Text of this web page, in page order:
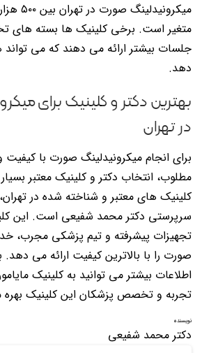
متغیر است. برخی کلینیک ها بسته های
جلسات بیشتر ارائه می دهند که می
دهد.
بهترین دکتر و کلینیک برای
در تهران
برای انجام میکرونیدلینگ صورت با کیفیت
مطلوب، انتخاب دکتر و کلینیک معتبر
کلینیک های معتبر و شناخته شده در تهران،
سرپرستی دکتر محمد شفیعی است. این
تجهیزات پیشرفته و تیم پزشکی مجرب،
صورت را با بالاترین کیفیت ارائه می دهد.
اطلاعات بیشتر می توانید به کلینیک
تجربه و تخصص پزشکان این کلینیک بهره
نویسنده
دکتر محمد شفیعی